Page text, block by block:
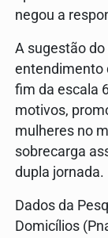
negou a
A sugestão
entendimento
fim da escala
motivos,
mulheres no
sobrecarga
dupla jornada.
Dados da
Domicílios